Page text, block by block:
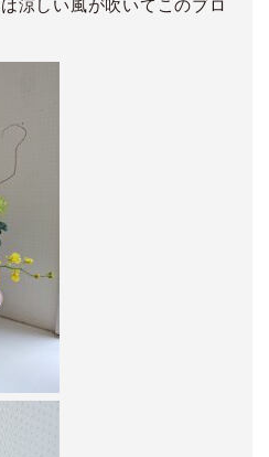
涼しい風が吹いてこのブロ